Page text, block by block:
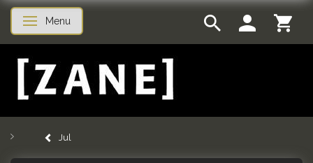
Skifte navigation
Menu
Jul